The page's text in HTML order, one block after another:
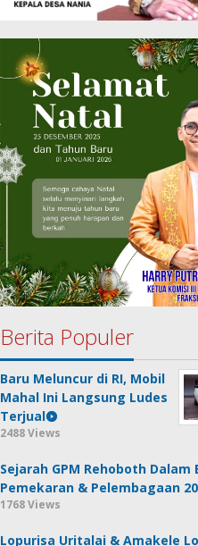
Berita Populer
Baru Meluncur di RI, Mobil
Mahal Ini Langsung Ludes
Terjual
2488 Views
Sejarah GPM Rehoboth Dalam
Pemekaran & Pelembagaan
1768 Views
Lopurisa Uritalai & Amakele